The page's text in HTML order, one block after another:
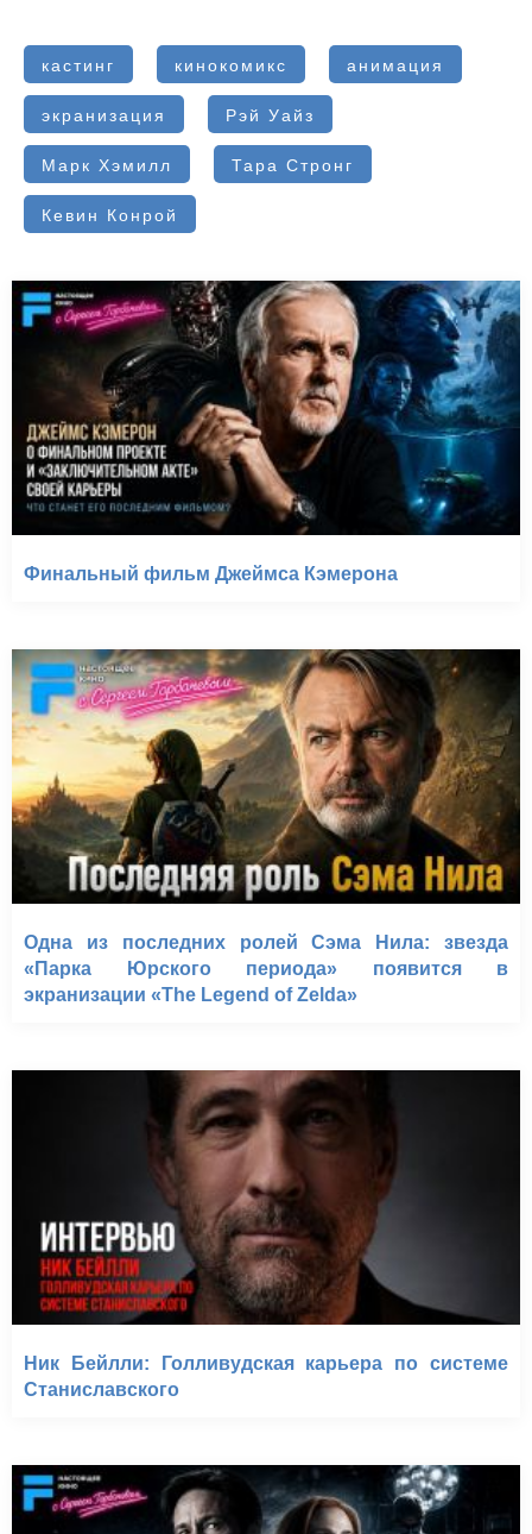
кастинг кинокомикс анимация
экранизация Рэй Уайз
Марк Хэмилл Тара Стронг
Кевин Конрой
Финальный фильм Джеймса Кэмерона
Одна из последних ролей Сэма Нила: звезда
«Парка Юрского периода» появится в
экранизации «The Legend of Zelda»
Ник Бейлли: Голливудская карьера по системе
Станиславского